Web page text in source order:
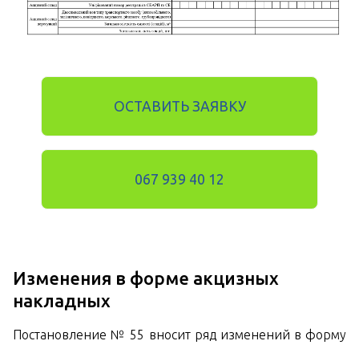
ОСТАВИТЬ ЗАЯВКУ
067 939 40 12
Изменения в форме акцизных
накладных
Постановление № 55 вносит ряд изменений в форму